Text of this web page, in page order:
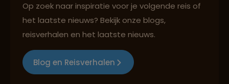
Reizen met oog voor mens, cultuur en milieu
Op zoek naar inspiratie voor je volgende reis of
het laatste nieuws? Bekijk onze blogs,
reisverhalen en het laatste nieuws.
Blog en Reisverhalen